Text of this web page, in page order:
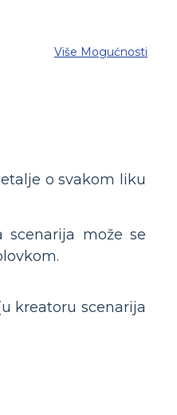
Više Mogućnosti
o svakom liku
scenarija može se
kreatoru scenarija